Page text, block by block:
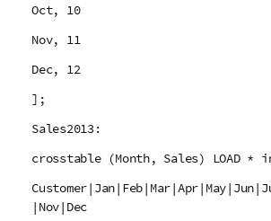
Oct, 10
Nov, 11
Dec, 12
];
Sales2013:
crosstable (Month, Sales) LOAD *
|Nov|Dec